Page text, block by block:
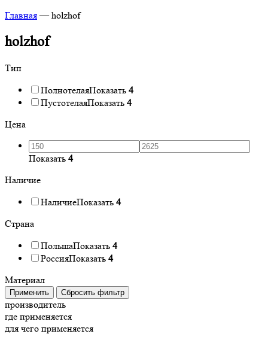
Главная — holzhof
holzhof
Тип
ПолнотелаяПоказать 4
ПустотелаяПоказать 4
Цена
Показать 4
Наличие
НаличиеПоказать 4
Страна
ПольшаПоказать 4
РоссияПоказать 4
Материал
Применить Сбросить фильтр
производитель
где применяется
для чего применяется